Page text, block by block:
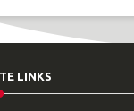
LINKS